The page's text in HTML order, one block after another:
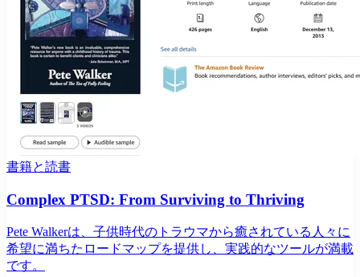
書籍と読書
Complex PTSD: From Surviving to Thriving
Pete Walkerは、子供時代のトラウマから癒されている人々に
希望に満ちたロードマップを提供し、実践的なツールが満載
です。